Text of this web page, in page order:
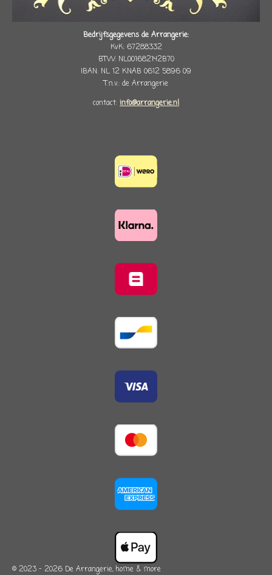
Bedrijfsgegevens de Arrangerie:
KvK: 67288332
BTW: NL001682142B70
IBAN: NL 12 KNAB 0612 5896 09
T.n.v.: de Arrangerie
contact: info@arrangerie.nl
© 2023 - 2026 De Arrangerie, home & more